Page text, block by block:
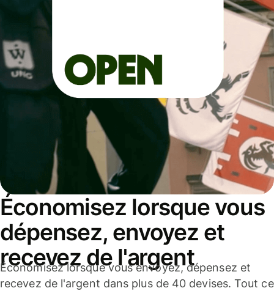
Économisez lorsque vous
dépensez, envoyez et
recevez de l'argent
Économisez lorsque vous envoyez, dépensez et
recevez de l'argent dans plus de 40 devises. Tout ce